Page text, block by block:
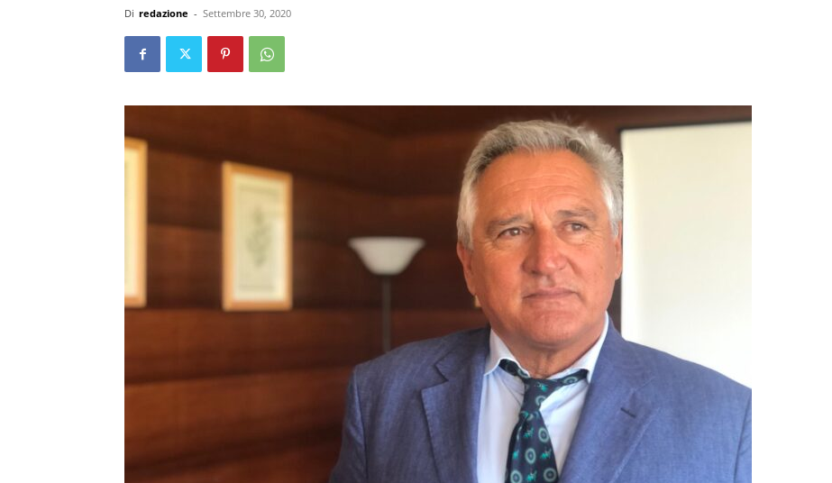
Di redazione - Settembre 30, 2020